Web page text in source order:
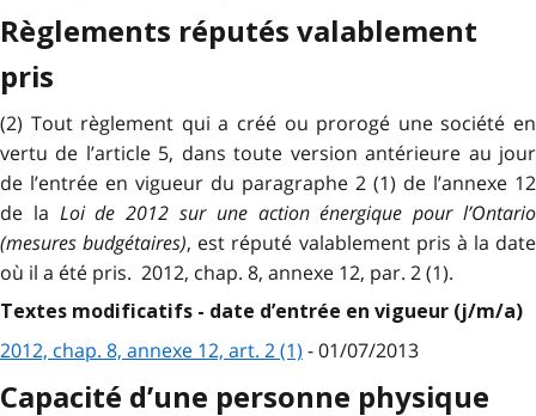
Règlements réputés valablement
pris
(2) Tout règlement qui a créé ou prorogé une société en
vertu de l’article 5, dans toute version antérieure au jour
de l’entrée en vigueur du paragraphe 2 (1) de l’annexe 12
de la Loi de 2012 sur une action énergique pour l’Ontario
(mesures budgétaires), est réputé valablement pris à la date
où il a été pris. 2012, chap. 8, annexe 12, par. 2 (1).
Textes modificatifs - date d’entrée en vigueur (j/m/a)
2012, chap. 8, annexe 12, art. 2 (1) - 01/07/2013
Capacité d’une personne physique